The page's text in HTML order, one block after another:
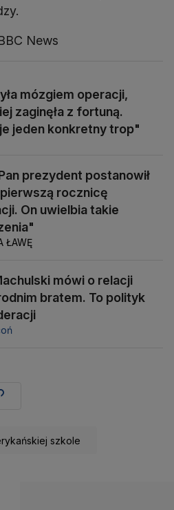
News
mózgiem operacji,
zaginęła z fortuną.
jeden konkretny trop"
prezydent postanowił
rocznicę
On uwielbia takie
ŁAWĘ
mówi o relacji
bratem. To polityk
szkole